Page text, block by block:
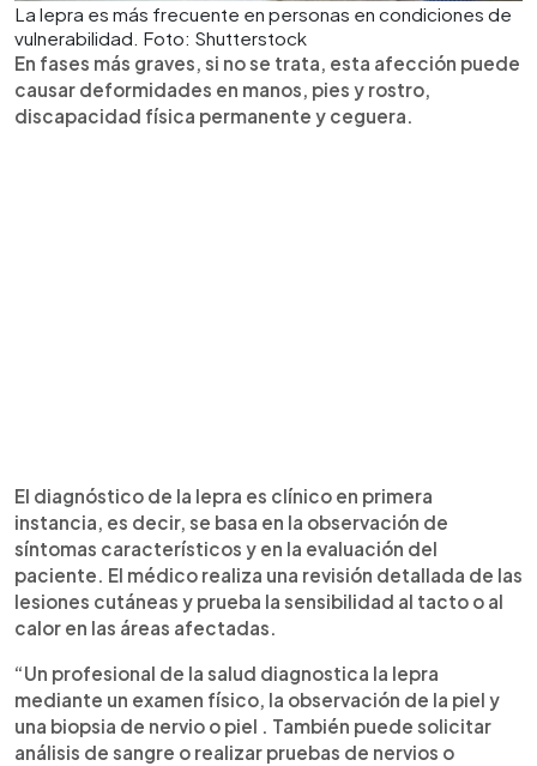
La lepra es más frecuente en personas en condiciones de
vulnerabilidad. Foto: Shutterstock
En fases más graves, si no se trata, esta afección puede
causar deformidades en manos, pies y rostro,
discapacidad física permanente y ceguera.
El diagnóstico de la lepra es clínico en primera
instancia, es decir, se basa en la observación de
síntomas característicos y en la evaluación del
paciente. El médico realiza una revisión detallada de las
lesiones cutáneas y prueba la sensibilidad al tacto o al
calor en las áreas afectadas.
“Un profesional de la salud diagnostica la lepra
mediante un examen físico, la observación de la piel y
una biopsia de nervio o piel . También puede solicitar
análisis de sangre o realizar pruebas de nervios o